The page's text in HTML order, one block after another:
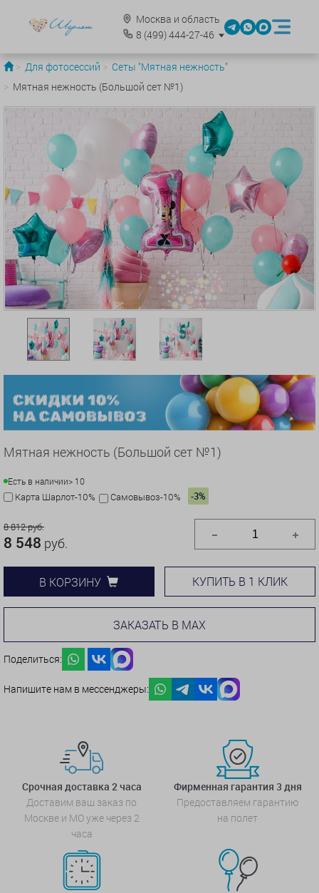
Москва и область
8 (499)444-27-46
Для фотосессий
Сеты "Мятная нежность"
Мятная нежность (Большой сет №1)
Мятная нежность (Большой сет №1)
Есть в наличии> 10
Карта Шарлот-10% Самовывоз-10% -3%
8 812 руб.
8 548 руб.
В КОРЗИНУ КУПИТЬ В 1 КЛИК
ЗАКАЗАТЬ В MAX
Поделиться:
Напишите нам в мессенджеры:
Срочная доставка 2 часа
Доставим ваш заказ по
Москве и МО уже через 2
часа
Фирменная гарантия 3 дня
Предоставляем гарантию
на полет